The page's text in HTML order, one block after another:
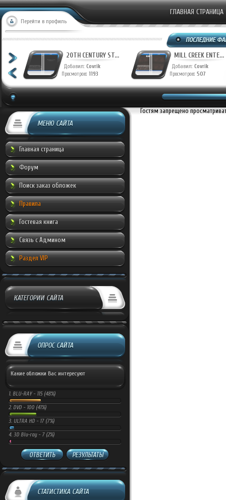
Перейти в профиль
ГЛАВНАЯ СТРАНИЦА
20TH CENTURY ST...
Добавил: Covrik
Просмотров: 1193
MILL CREEK ENTE...
Добавил: Covrik
Просмотров: 507
МЕНЮ САЙТА
Главная страница
Форум
Поиск заказ обложек
Правила
Гостевая книга
Связь с Админом
Раздел VIP
КАТЕГОРИИ САЙТА
ОПРОС САЙТА
Какие обложки Вас интересуют
1. BLU-RAY - 115 (48%)
2. DVD - 100 (41%)
3. ULTRA HD - 17 (7%)
4. 3D Blu-ray - 7 (2%)
ОТВЕТИТЬ РЕЗУЛЬТАТЫ
СТАТИСТИКА САЙТА
Гостям запрещено